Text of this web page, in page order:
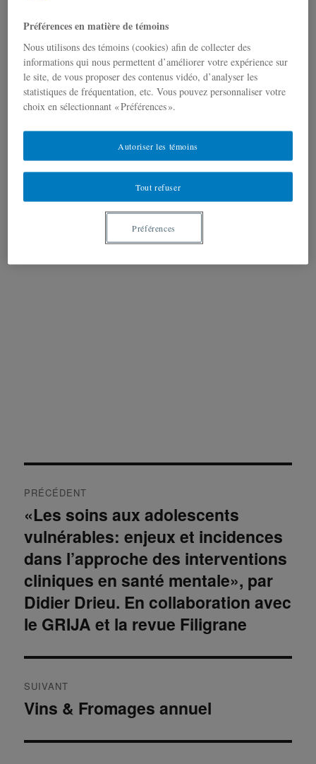
Exprimez-vous!
de
l’article
PRÉCÉDENT
Publication
précédente :
«Les soins aux adolescents
vulnérables: enjeux et incidences
dans l’approche des interventions
cliniques en santé mentale», par
Didier Drieu. En collaboration avec
le GRIJA et la revue Filigrane
SUIVANT
Publication
Vins & Fromages annuel
Préférences en matière de témoins
Nous utilisons des témoins (cookies) afin de collecter des
informations qui nous permettent d’améliorer votre expérience sur
le site, de vous proposer des contenus vidéo, d’analyser les
statistiques de fréquentation, etc. Vous pouvez personnaliser votre
choix en sélectionnant « Préférences ».
Tout refuser
Autoriser les témoins
Préférences